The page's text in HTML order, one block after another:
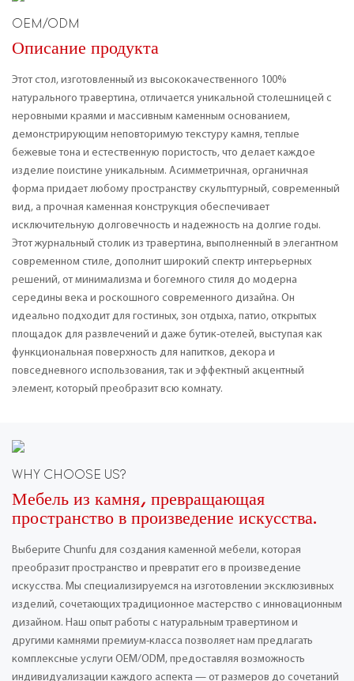
OEM/ODM
Описание продукта
Этот стол, изготовленный из высококачественного 100%
натурального травертина, отличается уникальной столешницей с
неровными краями и массивным каменным основанием,
демонстрирующим неповторимую текстуру камня, теплые
бежевые тона и естественную пористость, что делает каждое
изделие поистине уникальным. Асимметричная, органичная
форма придает любому пространству скульптурный, современный
вид, а прочная каменная конструкция обеспечивает
исключительную долговечность и надежность на долгие годы.
Этот журнальный столик из травертина, выполненный в элегантном
современном стиле, дополнит широкий спектр интерьерных
решений, от минимализма и богемного стиля до модерна
середины века и роскошного современного дизайна. Он
идеально подходит для гостиных, зон отдыха, патио, открытых
площадок для развлечений и даже бутик-отелей, выступая как
функциональная поверхность для напитков, декора и
повседневного использования, так и эффектный акцентный
элемент, который преобразит всю комнату.
WHY CHOOSE US?
Мебель из камня, превращающая
пространство в произведение искусства.
Выберите Chunfu для создания каменной мебели, которая
преобразит пространство и превратит его в произведение
искусства. Мы специализируемся на изготовлении эксклюзивных
изделий, сочетающих традиционное мастерство с инновационным
дизайном. Наш опыт работы с натуральным травертином и
другими камнями премиум-класса позволяет нам предлагать
комплексные услуги OEM/ODM, предоставляя возможность
индивидуализации каждого аспекта — от размеров до сочетаний